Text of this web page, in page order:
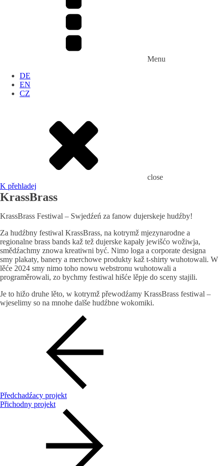
Menu
DE
EN
CZ
close
K přehladej
KrassBrass
KrassBrass Festiwal – Swjedźeń za fanow dujerskeje hudźby!
Za hudźbny festiwal KrassBrass, na kotrymž mjezynarodne a
regionalne brass bands kaž tež dujerske kapały jewišćo wožiwja,
smědźachmy znowa kreatiwni być. Nimo loga a corporate designa
smy plakaty, banery a merchowe produkty kaž t-shirty wuhotowali. W
lěće 2024 smy nimo toho nowu webstronu wuhotowali a
programěrowali, zo bychmy festiwal hišće lěpje do sceny stajili.
Je to hižo druhe lěto, w kotrymž přewodźamy KrassBrass festiwal –
wjeselimy so na mnohe dalše hudźbne wokomiki.
Předchadźacy projekt
Přichodny projekt